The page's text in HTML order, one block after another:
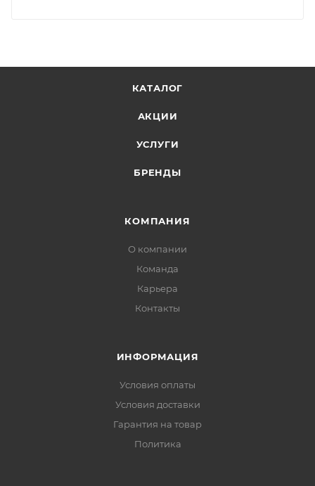
КАТАЛОГ
АКЦИИ
УСЛУГИ
БРЕНДЫ
КОМПАНИЯ
О компании
Команда
Карьера
Контакты
ИНФОРМАЦИЯ
Условия оплаты
Условия доставки
Гарантия на товар
Политика